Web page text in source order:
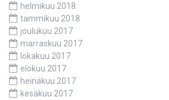
helmikuu 2018
tammikuu 2018
joulukuu 2017
marraskuu 2017
lokakuu 2017
elokuu 2017
heinäkuu 2017
kesäkuu 2017